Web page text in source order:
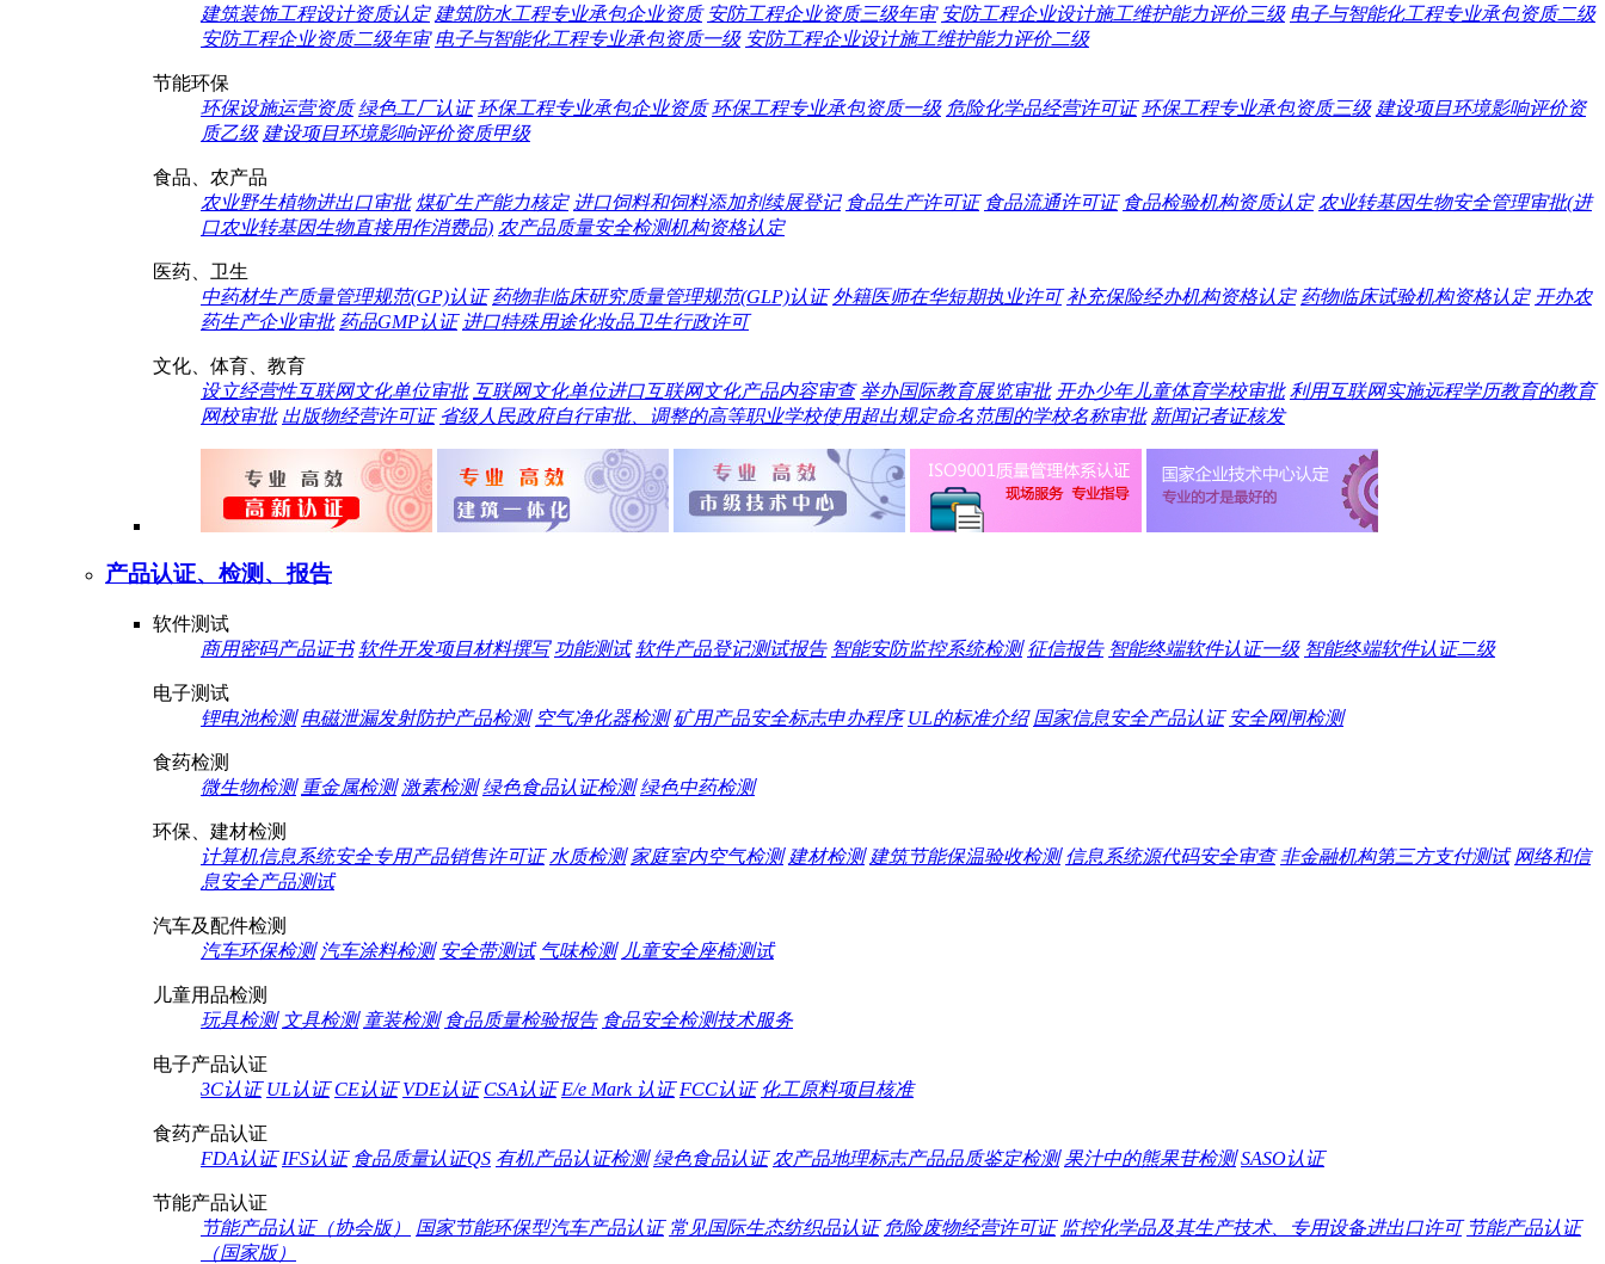
建筑装饰工程设计资质认定 建筑防水工程专业承包企业资质 安防工程企业资质三级年审 安防工程企业设计施工维护能力评价三级 电子与智能化工程专业承包资质二级
安防工程企业资质二级年审 电子与智能化工程专业承包资质一级 安防工程企业设计施工维护能力评价二级
节能环保
环保设施运营资质 绿色工厂认证 环保工程专业承包企业资质 环保工程专业承包资质一级 危险化学品经营许可证 环保工程专业承包资质三级 建设项目环境影响评价资
质乙级 建设项目环境影响评价资质甲级
食品、农产品
农业野生植物进出口审批 煤矿生产能力核定 进口饲料和饲料添加剂续展登记 食品生产许可证 食品流通许可证 食品检验机构资质认定 农业转基因生物安全管理审批(进
口农业转基因生物直接用作消费品) 农产品质量安全检测机构资格认定
医药、卫生
中药材生产质量管理规范(GP)认证 药物非临床研究质量管理规范(GLP)认证 外籍医师在华短期执业许可 补充保险经办机构资格认定 药物临床试验机构资格认定 开办农
药生产企业审批 药品GMP认证 进口特殊用途化妆品卫生行政许可
文化、体育、教育
设立经营性互联网文化单位审批 互联网文化单位进口互联网文化产品内容审查 举办国际教育展览审批 开办少年儿童体育学校审批 利用互联网实施远程学历教育的教育
网校审批 出版物经营许可证 省级人民政府自行审批、调整的高等职业学校使用超出规定命名范围的学校名称审批 新闻记者证核发
产品认证、检测、报告
软件测试
商用密码产品证书 软件开发项目材料撰写 功能测试 软件产品登记测试报告 智能安防监控系统检测 征信报告 智能终端软件认证一级 智能终端软件认证二级
电子测试
锂电池检测 电磁泄漏发射防护产品检测 空气净化器检测 矿用产品安全标志申办程序 UL的标准介绍 国家信息安全产品认证 安全网闸检测
食药检测
微生物检测 重金属检测 激素检测 绿色食品认证检测 绿色中药检测
环保、建材检测
计算机信息系统安全专用产品销售许可证 水质检测 家庭室内空气检测 建材检测 建筑节能保温验收检测 信息系统源代码安全审查 非金融机构第三方支付测试 网络和信
息安全产品测试
汽车及配件检测
汽车环保检测 汽车涂料检测 安全带测试 气味检测 儿童安全座椅测试
儿童用品检测
玩具检测 文具检测 童装检测 食品质量检验报告 食品安全检测技术服务
电子产品认证
3C认证 UL认证 CE认证 VDE认证 CSA认证 E/e Mark 认证 FCC认证 化工原料项目核准
食药产品认证
FDA认证 IFS认证 食品质量认证QS 有机产品认证检测 绿色食品认证 农产品地理标志产品品质鉴定检测 果汁中的熊果苷检测 SASO认证
节能产品认证
节能产品认证（协会版）
国家节能环保型汽车产品认证 常见国际生态纺织品认证 危险废物经营许可证 监控化学品及其生产技术、专用设备进出口许可 节能产品认证
（国家版）